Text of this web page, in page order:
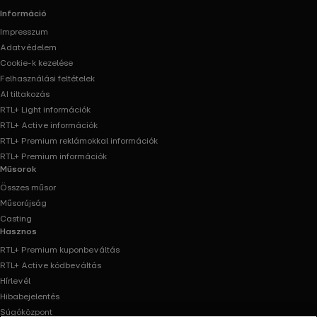
Fremantle Media
Információ
Impresszum
Adatvédelem
Cookie-k kezelése
Felhasználási feltételek
AI tiltakozás
RTL+ Light információk
RTL+ Active információk
RTL+ Premium reklámokkal információk
RTL+ Premium információk
Műsorok
Összes műsor
Műsorújság
Casting
Hasznos
RTL+ Premium kuponbeváltás
RTL+ Active kódbeváltás
Hírlevél
Hibabejelentés
Súgóközpont